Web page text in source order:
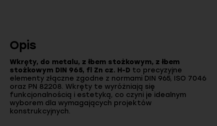
Opis
Wkręty, do metalu, z łbem stożkowym, z łbem
stożkowym DIN 965, fl Zn cz. H-D to precyzyjne
elementy złączne zgodne z normami DIN 965, ISO 7046
oraz PN 82208. Wkręty te wyróżniają się
funkcjonalnością i estetyką, co czyni je idealnym
wyborem dla wymagających projektów
konstrukcyjnych.